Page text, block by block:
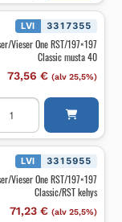
Vieser
160x160/
Classic
LVI 3317355
Vieser One RST/197×197
Classic musta 40
73,56 € (alv 25,5%)
Vieser
197x197
LVI 3315955
Vieser One RST/197×197
Classic/RST kehys
71,23 € (alv 25,5%)